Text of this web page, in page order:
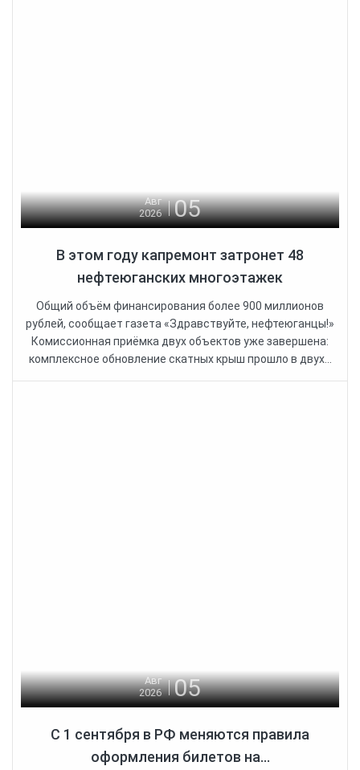
Авг
2026
05
В этом году капремонт затронет 48
нефтеюганских многоэтажек
Общий объём финансирования более 900 миллионов
рублей, сообщает газета «Здравствуйте, нефтеюганцы!»
Комиссионная приёмка двух объектов уже завершена:
комплексное обновление скатных крыш прошло в двух...
Авг
2026
05
С 1 сентября в РФ меняются правила
оформления билетов на...